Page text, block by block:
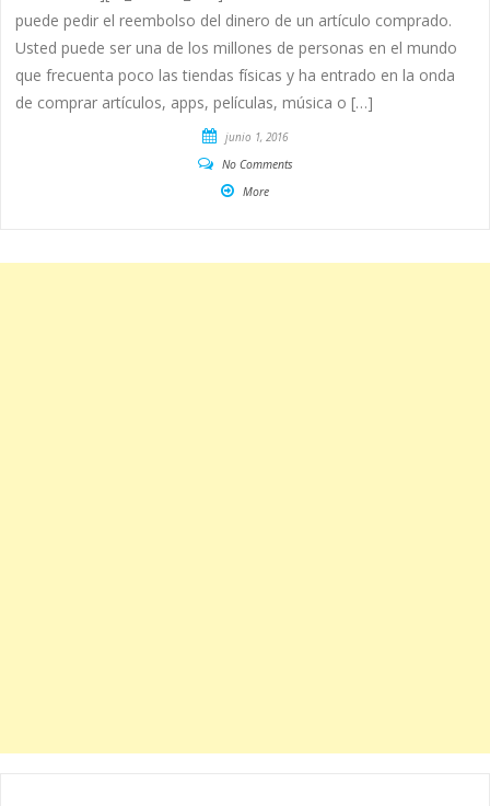
puede pedir el reembolso del dinero de un artículo comprado.
Usted puede ser una de los millones de personas en el mundo
que frecuenta poco las tiendas físicas y ha entrado en la onda
de comprar artículos, apps, películas, música o […]
junio 1, 2016
No Comments
More